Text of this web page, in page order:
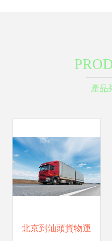
產品
北京到汕頭貨物運